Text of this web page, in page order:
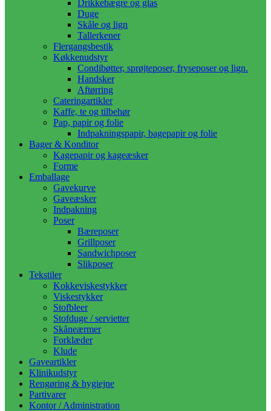
Drikkebægre og glas
Duge
Skåle og lign
Tallerkener
Flergangsbestik
Køkkenudstyr
Condibøtter, sprøjteposer, fryseposer og lign.
Handsker
Aftørring
Cateringartikler
Kaffe, te og tilbehør
Pap, papir og folie
Indpakningspapir, bagepapir og folie
Bager & Konditor
Kagepapir og kageæsker
Forme
Emballage
Gavekurve
Gaveæsker
Indpakning
Poser
Bæreposer
Grillposer
Sandwichposer
Slikposer
Tekstiler
Kokkeviskestykker
Viskestykker
Stofbleer
Stofduge / servietter
Skåneærmer
Forklæder
Klude
Gaveartikler
Klinikudstyr
Rengøring & hygiejne
Partivarer
Kontor / Administration